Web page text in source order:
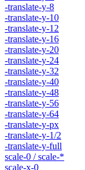
-translate-y-8
-translate-y-10
-translate-y-12
-translate-y-16
-translate-y-20
-translate-y-24
-translate-y-32
-translate-y-40
-translate-y-48
-translate-y-56
-translate-y-64
-translate-y-px
-translate-y-1/2
-translate-y-full
scale-0 / scale-*
scale-x-0